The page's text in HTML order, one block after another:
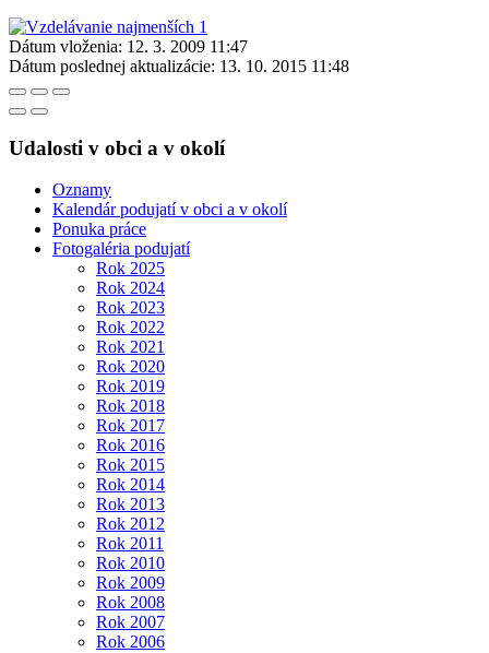
Dátum vloženia: 12. 3. 2009 11:47
Dátum poslednej aktualizácie: 13. 10. 2015 11:48
Udalosti v obci a v okolí
Oznamy
Kalendár podujatí v obci a v okolí
Ponuka práce
Fotogaléria podujatí
Rok 2025
Rok 2024
Rok 2023
Rok 2022
Rok 2021
Rok 2020
Rok 2019
Rok 2018
Rok 2017
Rok 2016
Rok 2015
Rok 2014
Rok 2013
Rok 2012
Rok 2011
Rok 2010
Rok 2009
Rok 2008
Rok 2007
Rok 2006